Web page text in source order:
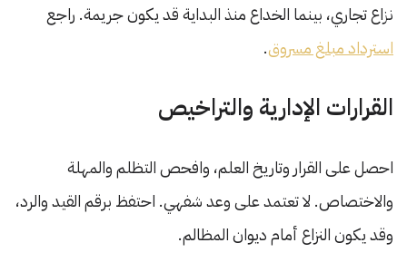
نزاع تجاري، بينما الخداع منذ البداية قد يكون جريمة. راجع
استرداد مبلغ مسروق.
القرارات الإدارية والتراخيص
احصل على القرار وتاريخ العلم، وافحص التظلم والمهلة
والاختصاص. لا تعتمد على وعد شفهي. احتفظ برقم القيد والرد،
وقد يكون النزاع أمام ديوان المظالم.